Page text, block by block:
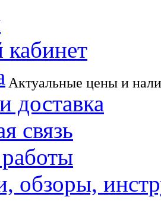
доставка
связь
обзоры,
Актуальные цены и